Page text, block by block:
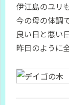
伊江島のユリ
今の母の体調
良い日と悪い
昨日のように